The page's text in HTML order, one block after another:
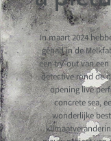
In maart 2024
gehad in de
een try-out van
detective rond de
opening live
concrete sea,
wonderlijke